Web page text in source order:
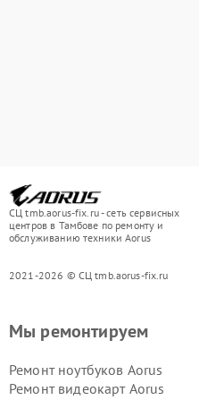
СЦ tmb.aorus-fix.ru - сеть сервисных
центров в Тамбове по ремонту и
обслуживанию техники Aorus
2021-2026 © СЦ tmb.aorus-fix.ru
Мы ремонтируем
Ремонт ноутбуков Aorus
Ремонт видеокарт Aorus